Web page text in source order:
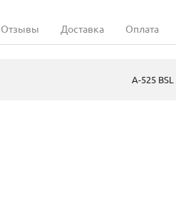
Отзывы Доставка Оплата
А-525 BSL